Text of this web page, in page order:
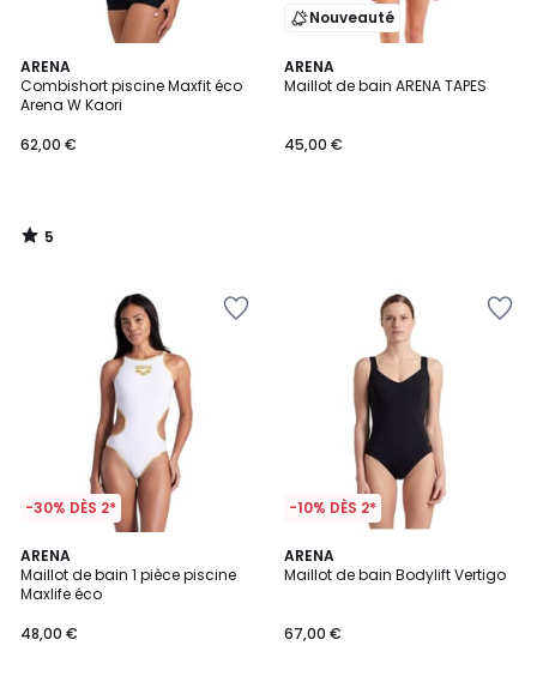
ARENA
Combishort piscine Maxfit éco
Arena W Kaori
62,00 €
5
/
5
5
/
Nouveauté
ARENA
Maillot de bain ARENA TAPES
45,00 €
-30% DÈS 2*
ARENA
Maillot de bain 1 pièce piscine
Maxlife éco
48,00 €
3,2
/ 5
-10% DÈS 2*
ARENA
Maillot de bain Bodylift Vertigo
67,00 €
4,6
/ 5